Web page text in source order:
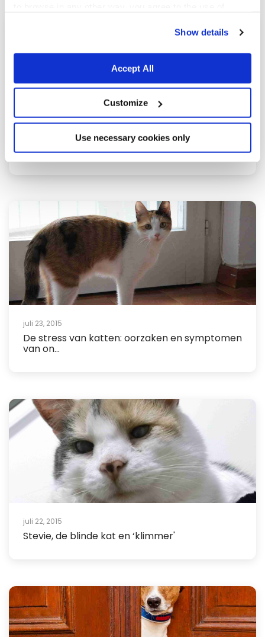
Show details
Accept All
Customize
Use necessary cookies only
Waarom houden katten van dozen?
juli 23, 2015
De stress van katten: oorzaken en symptomen
van on...
juli 22, 2015
Stevie, de blinde kat en ‘klimmer'